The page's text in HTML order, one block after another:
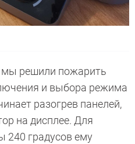
мы решили пожарить
и выбора режима
разогрев панелей,
на дисплее. Для
240 градусов ему